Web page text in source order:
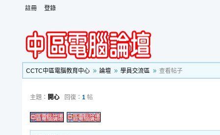
註冊 登錄
CCTC中區電腦教育中心 論壇 學員交流區 查看帖子
主題： 開心 回復： 1 帖